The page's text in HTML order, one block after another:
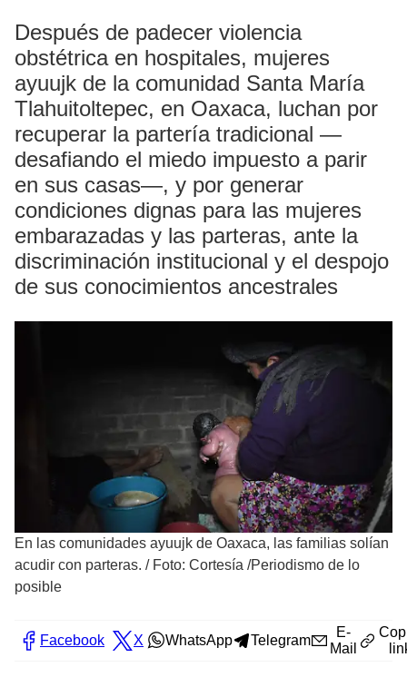
Después de padecer violencia
obstétrica en hospitales, mujeres
ayuujk de la comunidad Santa María
Tlahuitoltepec, en Oaxaca, luchan por
recuperar la partería tradicional —
desafiando el miedo impuesto a parir
en sus casas—, y por generar
condiciones dignas para las mujeres
embarazadas y las parteras, ante la
discriminación institucional y el despojo
de sus conocimientos ancestrales
En las comunidades ayuujk de Oaxaca, las familias solían
acudir con parteras. / Foto: Cortesía /Periodismo de lo
posible
Facebook X WhatsApp Telegram
E-
Mail